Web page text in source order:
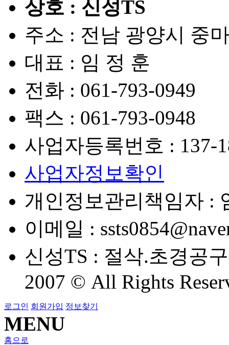
상호 : 신성TS
주소 : 전남 광양시 중
대표 : 임 정 훈
전화 : 061-793-0949
팩스 : 061-793-0948
사업자등록번호 : 137-
사업자정보확인
개인정보관리책임자 :
이메일 :
신성TS : 절삭.초경공
2007 © All Rights
로그인 회원가입 정보찾기
MENU
홈으로